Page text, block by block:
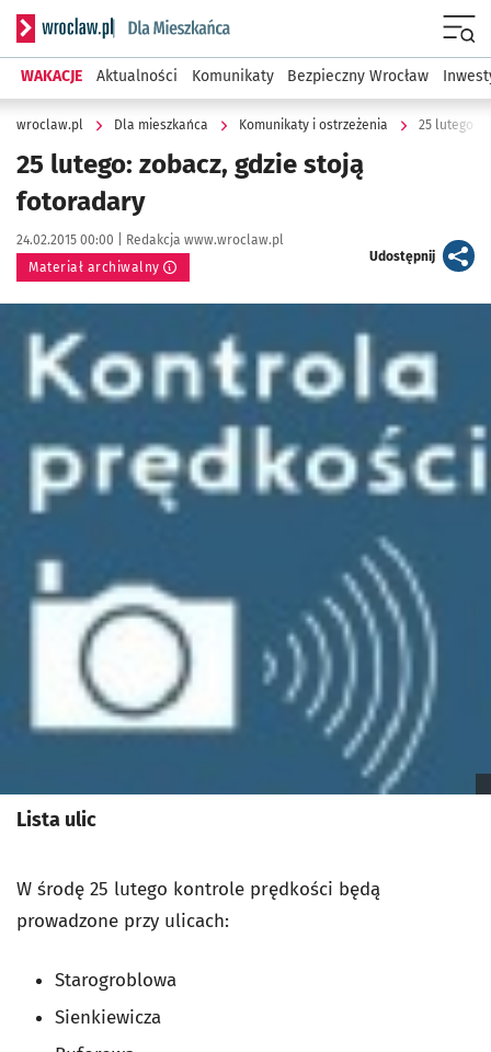
Serwis informacyjny wroclaw.pl podserwis: Dla mieszkańca
WAKACJE Aktualności Komunikaty Bezpieczny Wrocław
wroclaw.pl Dla mieszkańca Komunikaty i ostrzeżenia 25 lutego:
25 lutego: zobacz, gdzie stoją
fotoradary
Data publikacji:
24.02.2015 00:00 | Autor:
Redakcja www.wroclaw.pl
Materiał archiwalny
Udostępnijartykuł
Lista ulic
W środę 25 lutego kontrole prędkości będą
prowadzone przy ulicach:
Starogroblowa
Sienkiewicza